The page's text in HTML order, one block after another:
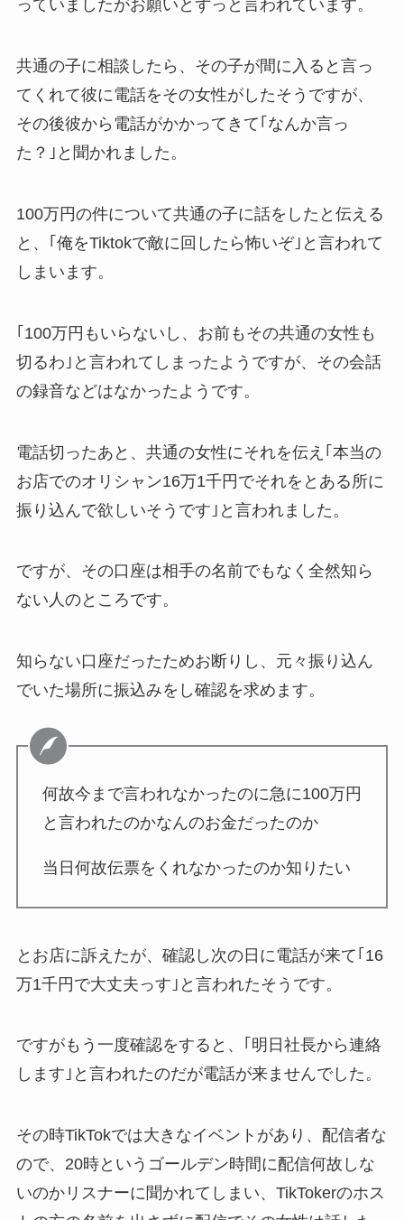
っていましたがお願いとずっと言われています。
共通の子に相談したら、その子が間に入ると言っ
てくれて彼に電話をその女性がしたそうですが、
その後彼から電話がかかってきて｢なんか言っ
た？｣と聞かれました。
100万円の件について共通の子に話をしたと伝える
と、｢俺をTiktokで敵に回したら怖いぞ｣と言われて
しまいます。
｢100万円もいらないし、お前もその共通の女性も
切るわ｣と言われてしまったようですが、その会話
の録音などはなかったようです。
電話切ったあと、共通の女性にそれを伝え｢本当の
お店でのオリシャン16万1千円でそれをとある所に
振り込んで欲しいそうです｣と言われました。
ですが、その口座は相手の名前でもなく全然知ら
ない人のところです。
知らない口座だったためお断りし、元々振り込ん
でいた場所に振込みをし確認を求めます。
何故今まで言われなかったのに急に100万円
と言われたのかなんのお金だったのか
当日何故伝票をくれなかったのか知りたい
とお店に訴えたが、確認し次の日に電話が来て｢16
万1千円で大丈夫っす｣と言われたそうです。
ですがもう一度確認をすると、｢明日社長から連絡
します｣と言われたのだが電話が来ませんでした。
その時TikTokでは大きなイベントがあり、配信者な
ので、20時というゴールデン時間に配信何故しな
いのかリスナーに聞かれてしまい、TikTokerのホス